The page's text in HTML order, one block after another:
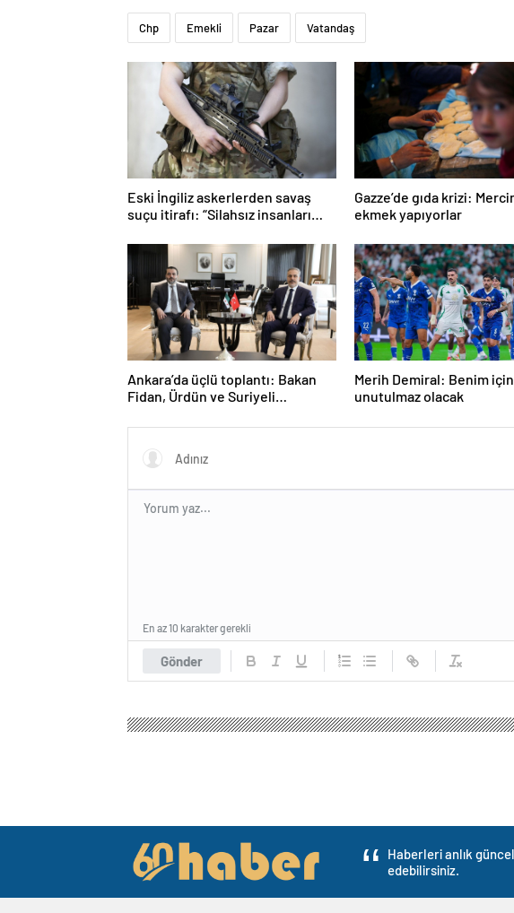
Chp Emekli Pazar Vatandaş
Eski İngiliz askerlerden savaş
suçu itirafı: “Silahsız insanları
Gazze’de gıda krizi:
ekmek yapıyorlar
Ankara’da üçlü toplantı: Bakan
Fidan, Ürdün ve Suriyeli
Merih Demiral: Benim için
unutulmaz olacak
Gönder
En az 10 karakter gerekli
Haberleri anlık
edebilirsiniz.